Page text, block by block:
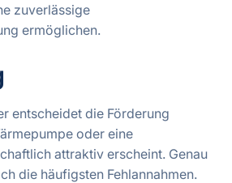
zuverlässige
ermöglichen.
entscheidet die Förderung
oder eine
attraktiv erscheint. Genau
die häufigsten Fehlannahmen.